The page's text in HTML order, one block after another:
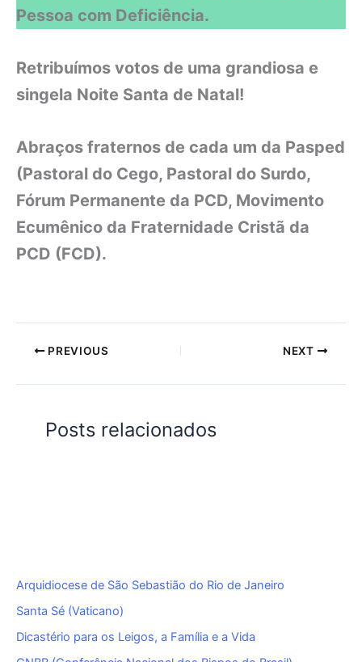
Pessoa com Deficiência.
Retribuímos votos de uma grandiosa e
singela Noite Santa de Natal!
Abraços fraternos de cada um da Pasped
(Pastoral do Cego, Pastoral do Surdo,
Fórum Permanente da PCD, Movimento
Ecumênico da Fraternidade Cristã da
PCD (FCD).
PREVIOUS NEXT
Posts relacionados
Arquidiocese de São Sebastião do Rio de Janeiro
Santa Sé (Vaticano)
Dicastério para os Leigos, a Família e a Vida